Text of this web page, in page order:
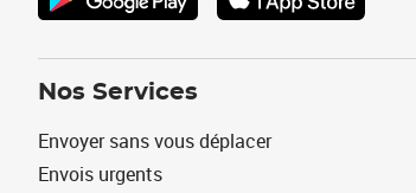
Nos Services
Envoyer sans vous déplacer
Envois urgents